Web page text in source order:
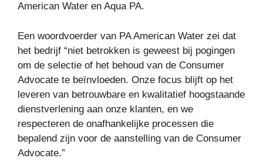
American Water en Aqua PA.
Een woordvoerder van PA American Water zei dat
het bedrijf “niet betrokken is geweest bij pogingen
om de selectie of het behoud van de Consumer
Advocate te beïnvloeden. Onze focus blijft op het
leveren van betrouwbare en kwalitatief hoogstaande
dienstverlening aan onze klanten, en we
respecteren de onafhankelijke processen die
bepalend zijn voor de aanstelling van de Consumer
Advocate.”